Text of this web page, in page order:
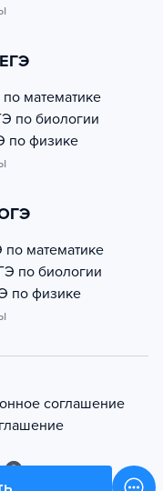
математике
по биологии
по физике
математике
по биологии
по физике
соглашение